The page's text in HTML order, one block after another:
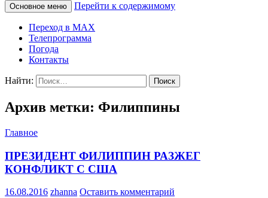
КАМЧАТСКОЕ
ИНФОРМАЦИОННОЕ
АГЕНТСТВО (КИА
«ВЕСТИ»)
Основное меню Перейти к содержимому
Переход в MAX
Телепрограмма
Погода
Контакты
Найти:
Архив метки: Филиппины
Главное
ПРЕЗИДЕНТ ФИЛИППИН РАЗЖЕГ
КОНФЛИКТ С США
16.08.2016 zhanna Оставить комментарий